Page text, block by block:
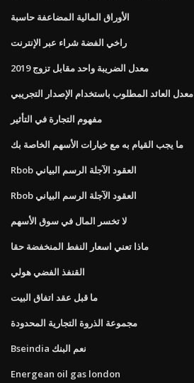
الأوراق المالية المضاعفة حاسبة
راخي الفضة شراء عبر الإنترنت
معدل الضريبة واحد مقابل تزوج 2019
معدل العائد المطلوب باستخدام الإصدار التجريبي
مفهوم التجارة في التأثير
ما يجب القيام به مع خيارات الأسهم الخاصة بك
Rbob العقود الآجلة الرسم البياني
Rbob العقود الآجلة الرسم البياني
لا تخسر المال في سوق الأسهم
ماذا تعني اسعار النفط المنخفضة حقا
القنفذ الفضي هولي
ما قبل عقد اتفاق البيت
مجموعة الذروة التجارية المحدودة
Bseindia نعم البنك
Energean oil gas london